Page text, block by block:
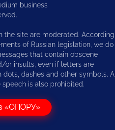
business
the site are moderated. According
of Russian legislation, we do
that contain obscene
or insults, even if letters are
dashes and other symbols. All
is also prohibited.
«ОПОРУ»